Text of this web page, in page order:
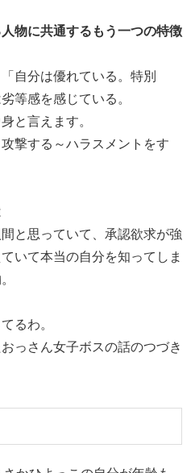
物に共通するもう一つの特徴
自分は優れている。特別
等感を感じている。
と言えます。
撃する～ハラスメントをす
と思っていて、承認欲求が強
いて本当の自分を知ってしま
るわ。
っさん女子ボスの話のつづき